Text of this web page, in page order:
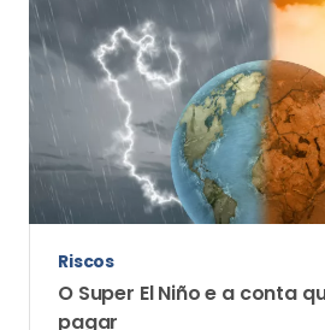
Riscos
O Super El Niño e a conta
pagar